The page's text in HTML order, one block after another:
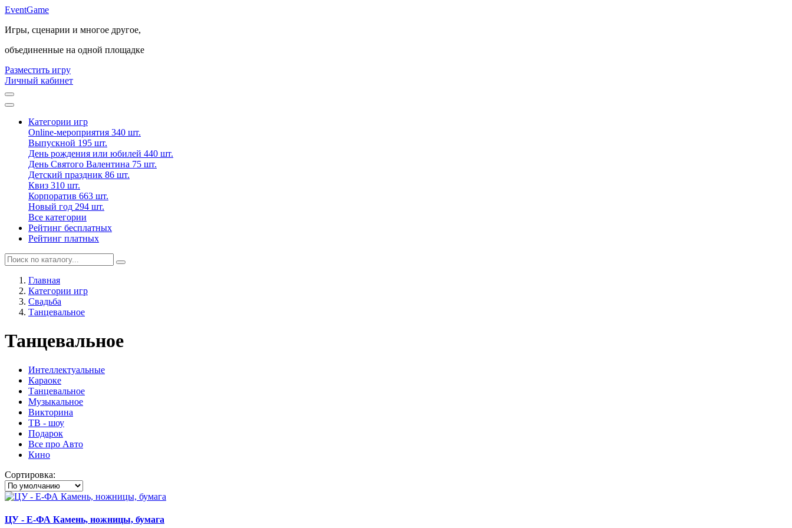
EventGame
Игры, сценарии и многое другое,
объединенные на одной площадке
Разместить игру
Личный кабинет
Категории игр
Online-мероприятия 340 шт.
Выпускной 195 шт.
День рождения или юбилей 440 шт.
День Святого Валентина 75 шт.
Детский праздник 86 шт.
Квиз 310 шт.
Корпоратив 663 шт.
Новый год 294 шт.
Все категории
Рейтинг бесплатных
Рейтинг платных
Главная
Категории игр
Свадьба
Танцевальное
Танцевальное
Интеллектуальные
Караоке
Танцевальное
Музыкальное
Викторина
ТВ - шоу
Подарок
Все про Авто
Кино
Сортировка:
ЦУ - Е-ФА Камень, ножницы, бумага